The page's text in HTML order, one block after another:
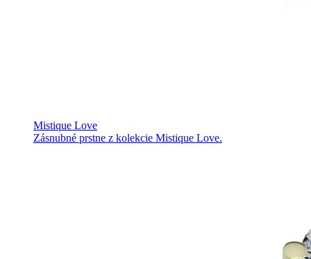
Mistique Love
Zásnubné prstne z kolekcie Mistique Love.